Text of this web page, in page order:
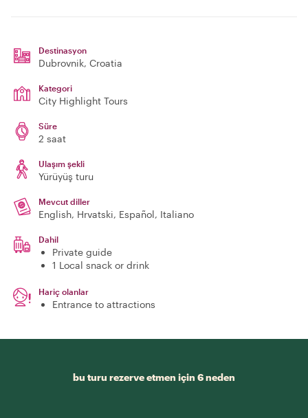
Destinasyon
Dubrovnik, Croatia
Kategori
City Highlight Tours
Süre
2 saat
Ulaşım şekli
Yürüyüş turu
Mevcut diller
English, Hrvatski, Español, Italiano
Dahil
Private guide
1 Local snack or drink
Hariç olanlar
Entrance to attractions
bu turu rezerve etmen için 6 neden